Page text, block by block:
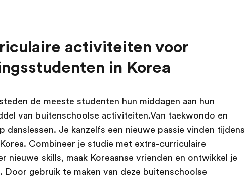
activiteiten voor
in Korea
de meeste studenten hun middagen aan hun
van buitenschoolse activiteiten.Van taekwondo en
danslessen. Je kanzelfs een nieuwe passie vinden tijdens
Combineer je studie met extra-curriculaire
nieuwe skills, maak Koreaanse vrienden en ontwikkel je
Door gebruik te maken van deze buitenschoolse